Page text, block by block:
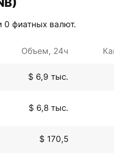
0 фиатных валют.
Объем, 24ч
$ 6,9 тыс.
$ 6,8 тыс.
$ 170,5